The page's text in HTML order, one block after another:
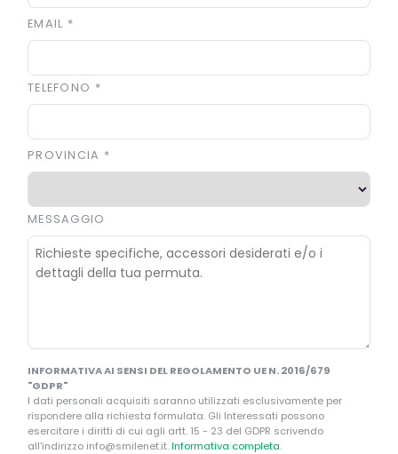
EMAIL *
TELEFONO *
PROVINCIA *
MESSAGGIO
INFORMATIVA AI SENSI DEL REGOLAMENTO UE N. 2016/679
"GDPR"
I dati personali acquisiti saranno utilizzati esclusivamente per
rispondere alla richiesta formulata. Gli Interessati possono
esercitare i diritti di cui agli artt. 15 - 23 del GDPR scrivendo
all'indirizzo info@smilenet.it.Informativa completa.